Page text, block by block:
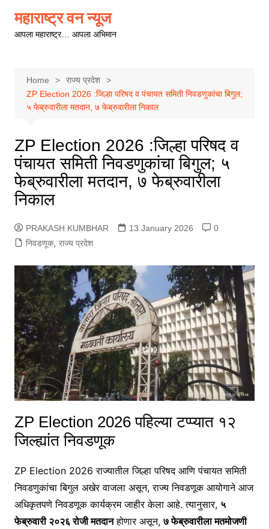
content
महाराष्ट्र वन न्यूज
आपला महाराष्ट्र… आपला अभिमान
Home
राज्य प्रदेश
ZP Election 2026 :जिल्हा परिषद व पंचायत समिती निवडणुकांचा बिगुल;
५ फेब्रुवारीला मतदान, ७ फेब्रुवारीला निकाल
ZP Election 2026 :जिल्हा परिषद व
पंचायत समिती निवडणुकांचा बिगुल; ५
फेब्रुवारीला मतदान, ७ फेब्रुवारीला
निकाल
PRAKASH KUMBHAR 13 January 2026
0
निवडणूक, राज्य प्रदेश
ZP Election 2026 पहिल्या टप्प्यात १२
जिल्ह्यांत निवडणूक
ZP Election 2026 राज्यातील जिल्हा परिषद आणि पंचायत समिती
निवडणुकांचा बिगुल अखेर वाजला असून, राज्य निवडणूक आयोगाने आज
अधिकृतपणे निवडणूक कार्यक्रम जाहीर केला आहे. त्यानुसार, ५
फेब्रुवारी २०२६ रोजी मतदानहोणार असून, ७ फेब्रुवारीला मतमोजणी